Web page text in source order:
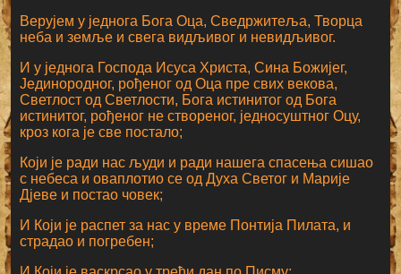
Верујем у једнога Бога Оца, Сведржитеља, Творца
неба и земље и свега видљивог и невидљивог.
И у једнога Господа Исуса Христа, Сина Божијег,
Јединородног, рођеног од Оца пре свих векова,
Светлост од Светлости, Бога истинитог од Бога
истинитог, рођеног не створеног, једносуштног Оцу,
кроз кога је све постало;
Који је ради нас људи и ради нашега спасења сишао
с небеса и оваплотио се од Духа Светог и Марије
Дјеве и постао човек;
И Који је распет за нас у време Понтија Пилата, и
страдао и погребен;